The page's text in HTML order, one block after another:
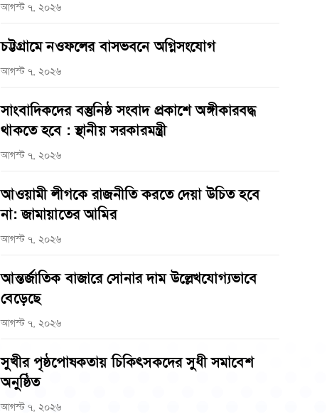
আগস্ট ৭, ২০২৬
চট্টগ্রামে নওফলের বাসভবনে অগ্নিসংযোগ
আগস্ট ৭, ২০২৬
সাংবাদিকদের বস্তুনিষ্ঠ সংবাদ প্রকাশে অঙ্গীকারবদ্ধ
থাকতে হবে : স্থানীয় সরকারমন্ত্রী
আগস্ট ৭, ২০২৬
আওয়ামী লীগকে রাজনীতি করতে দেয়া উচিত হবে
না: জামায়াতের আমির
আগস্ট ৭, ২০২৬
আন্তর্জাতিক বাজারে সোনার দাম উল্লেখযোগ্যভাবে
বেড়েছে
আগস্ট ৭, ২০২৬
সুখীর পৃষ্ঠপোষকতায় চিকিৎসকদের সুধী সমাবেশ
অনুষ্ঠিত
আগস্ট ৭, ২০২৬